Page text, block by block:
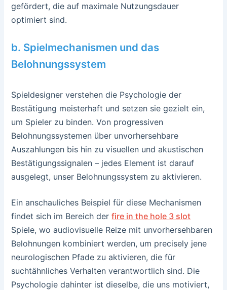
gefördert, die auf maximale Nutzungsdauer
optimiert sind.
b. Spielmechanismen und das
Belohnungssystem
Spieldesigner verstehen die Psychologie der
Bestätigung meisterhaft und setzen sie gezielt ein,
um Spieler zu binden. Von progressiven
Belohnungssystemen über unvorhersehbare
Auszahlungen bis hin zu visuellen und akustischen
Bestätigungssignalen – jedes Element ist darauf
ausgelegt, unser Belohnungssystem zu aktivieren.
Ein anschauliches Beispiel für diese Mechanismen
findet sich im Bereich derfire in the hole 3 slot
Spiele, wo audiovisuelle Reize mit unvorhersehbaren
Belohnungen kombiniert werden, um precisely jene
neurologischen Pfade zu aktivieren, die für
suchtähnliches Verhalten verantwortlich sind. Die
Psychologie dahinter ist dieselbe, die uns motiviert,